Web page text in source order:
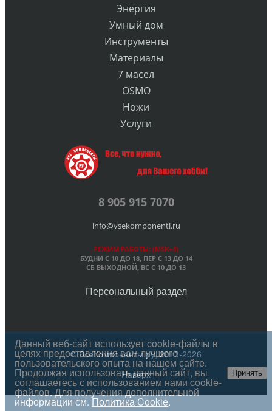
Энергия
Умный дом
Инструменты
Материалы
7 масел
OSMO
Ножи
Услуги
8 905 915 7070
info@vsekomponenti.ru
РЕЖИМ РАБОТЫ: (MSK+4)
БУДНИ С 10 ДО 18, ПЕРС 13 ДО 14
СБ ВЫХОДНОЙ, ВС С 10 ДО 13
Персональный раздел
© ВсеКомпоненты.ру, 2013-2026
Наверх
Данный веб-сайт использует cookie-файлы в
целях предоставления вам лучшего
пользовательского опыта на нашем сайте.
Продолжая использовать данный сайт, вы
соглашаетесь с использованием нами cookie-
файлов. Для получения дополнительной
информации см.Политика Cookie.
Принять